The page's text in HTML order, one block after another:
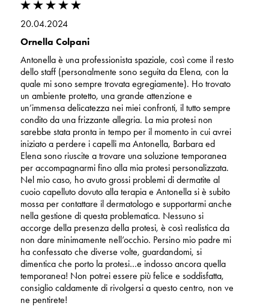
20.04.2024
Ornella Colpani
Antonella è una professionista spaziale, così come il resto
dello staff (personalmente sono seguita da Elena, con la
quale mi sono sempre trovata egregiamente). Ho trovato
un ambiente protetto, una grande attenzione e
un’immensa delicatezza nei miei confronti, il tutto sempre
condito da una frizzante allegria. La mia protesi non
sarebbe stata pronta in tempo per il momento in cui avrei
iniziato a perdere i capelli ma Antonella, Barbara ed
Elena sono riuscite a trovare una soluzione temporanea
per accompagnarmi fino alla mia protesi personalizzata.
Nel mio caso, ho avuto grossi problemi di dermatite al
cuoio capelluto dovuto alla terapia e Antonella si è subito
mossa per contattare il dermatologo e supportarmi anche
nella gestione di questa problematica. Nessuno si
accorge della presenza della protesi, è così realistica da
non dare minimamente nell’occhio. Persino mio padre mi
ha confessato che diverse volte, guardandomi, si
dimentica che porto la protesi…e indosso ancora quella
temporanea! Non potrei essere più felice e soddisfatta,
consiglio caldamente di rivolgersi a questo centro, non ve
ne pentirete!